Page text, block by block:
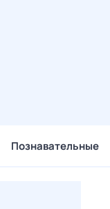
Познавательные